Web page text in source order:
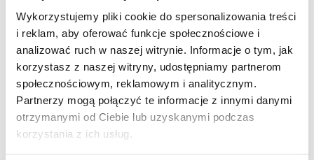
Wykorzystujemy pliki cookie do spersonalizowania treści
i reklam, aby oferować funkcje społecznościowe i
analizować ruch w naszej witrynie. Informacje o tym, jak
korzystasz z naszej witryny, udostępniamy partnerom
społecznościowym, reklamowym i analitycznym.
Partnerzy mogą połączyć te informacje z innymi danymi
otrzymanymi od Ciebie lub uzyskanymi podczas
korzystania z ich usług.
Wyprzedaż